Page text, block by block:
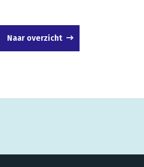
Naar overzicht